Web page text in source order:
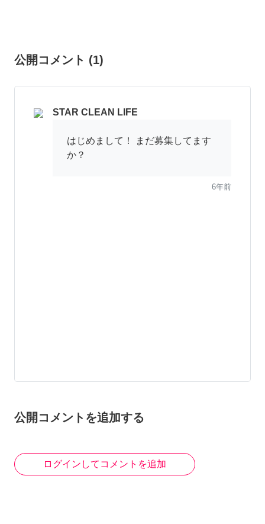
公開コメント (1)
STAR CLEAN LIFE
はじめまして！ まだ募集してます
か？
6年前
公開コメントを追加する
ログインしてコメントを追加